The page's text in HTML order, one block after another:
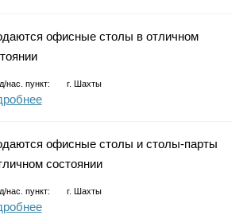
офисные столы в отличном
нас. пункт: г. Шахты
офисные столы и столы-парты
состоянии
нас. пункт: г. Шахты